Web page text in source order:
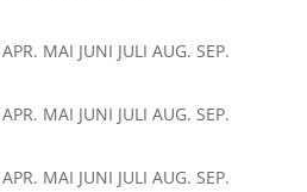
APR. MAI JUNI JULI AUG. SEP.
APR. MAI JUNI JULI AUG. SEP.
APR. MAI JUNI JULI AUG. SEP.